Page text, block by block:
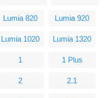
Lumia 820 Lumia 920
Lumia 1020 Lumia 1320
1 1 Plus
2 2.1